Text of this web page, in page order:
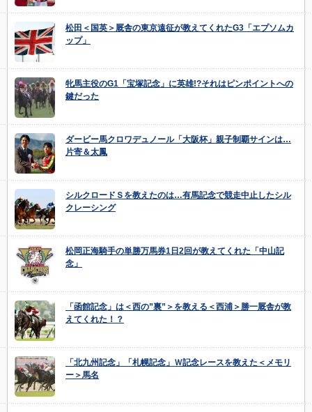
松田＜国英＞厩舎の東京遠征が教えてくれたG3「エプソムカ
ップ」
牝馬主役のG1「宝塚記念」に英雄!?それはピンポイントへの
鍵だった
ダービー馬クロワデュノール「大阪杯」親子制覇サインは…
片寄＆太鳳
シルクロードＳを教えたのは…有馬記念で競走中止したシル
クレーシング
松岡正海騎手の単勝万馬券1日2回が教えてくれた「中山記
念」
「函館記念」は＜西の”裏”＞を教える＜西浦＞勝一厩舎が教
えてくれた！？
「北九州記念」「札幌記念」Ｗ記念レースを教えた＜メモリ
ー＞馬名